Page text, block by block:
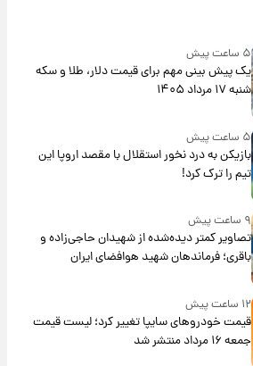
۵ ساعت پیش
یک پیش ‌بینی مهم برای قیمت دلار، طلا و سکه
شنبه ۱۷ مرداد ۱۴۰۵
۵ ساعت پیش
بازیکن به درد نخور استقلال با مقصد اروپا این
تیم را ترک کرد!
۹ ساعت پیش
تصاویر کمتر دیده‌شده از شهیدان حاجی‌زاده و
باقری؛ فرماندهان شهید هوافضای ایران
۱۲ ساعت پیش
قیمت خودروهای سایپا تغییر کرد؛ لیست قیمت
جمعه ۱۶ مرداد منتشر شد